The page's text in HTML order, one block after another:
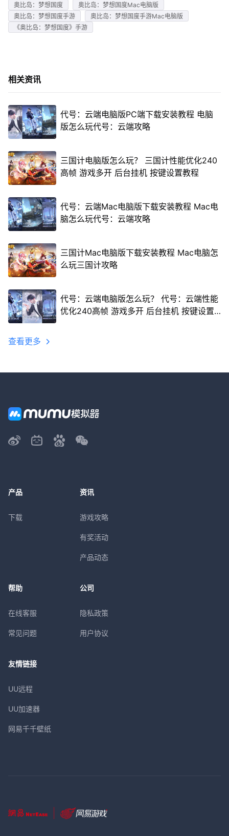
奥比岛：梦想国度
奥比岛：梦想国度Mac电脑版
奥比岛：梦想国度手游
奥比岛：梦想国度手游Mac电脑版
《奥比岛：梦想国度》手游
相关资讯
代号：云端电脑版PC端下载安装教程 电脑
版怎么玩代号：云端攻略
三国计电脑版怎么玩？ 三国计性能优化240
高帧 游戏多开 后台挂机 按键设置教程
代号：云端Mac电脑版下载安装教程 Mac电
脑怎么玩代号：云端攻略
三国计Mac电脑版下载安装教程 Mac电脑怎
么玩三国计攻略
代号：云端电脑版怎么玩？ 代号：云端性能
优化240高帧 游戏多开 后台挂机 按键设置
查看更多
产品
下载
资讯
游戏攻略
有奖活动
产品动态
帮助
在线客服
常见问题
公司
隐私政策
用户协议
友情链接
UU远程
UU加速器
网易千千壁纸